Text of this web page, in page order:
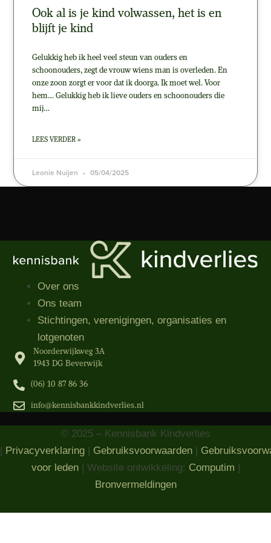
Ook al is je kind volwassen, het is en
blijft je kind
Gelukkig heb ik heel veel steun van ouders en
schoonouders, zegt de vrouw wiens man is overleden. En
onze zoon zorgt er voor dat ik doorga. Ik moet wel. Voor
hem… Gelukkig heb ik lieve ouders en schoonouders die
mij…
LEES VERDER »
Leonie Nuijen 05/04/2025
Over ons
Ons team
Stichtingen, verenigingen, organisaties​ en
lotgenoten
Noorderwijkweg 3A
1943 DG Beverwijk
(06) 10 87 86 36‬
info@kennisbankkindverlies.nl
© 2025 – Kennisbank Kindverlies
Privacyverklaring Gebruiksvoorwaarden
voor leden| Website ontwikkeling: Computim
Bronvermeldingen